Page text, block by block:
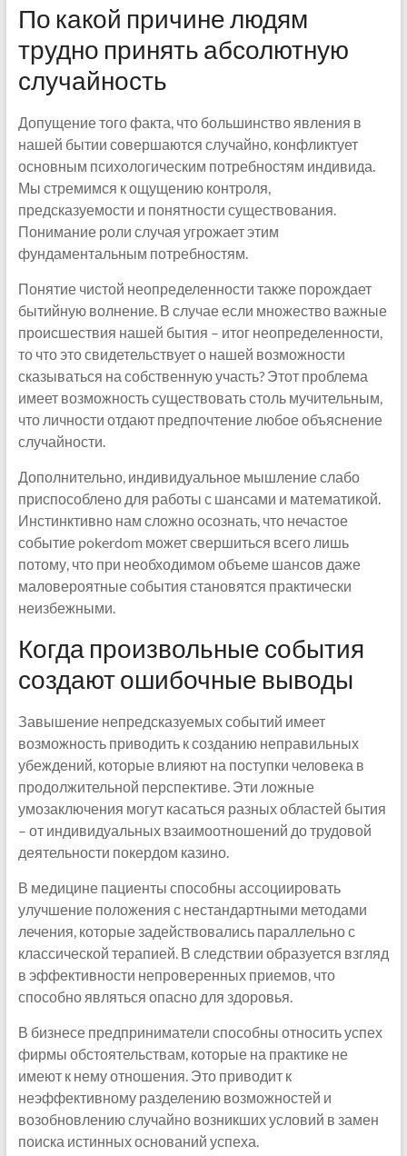
По какой причине людям
трудно принять абсолютную
случайность
Допущение того факта, что большинство явления в
нашей бытии совершаются случайно, конфликтует
основным психологическим потребностям индивида.
Мы стремимся к ощущению контроля,
предсказуемости и понятности существования.
Понимание роли случая угрожает этим
фундаментальным потребностям.
Понятие чистой неопределенности также порождает
бытийную волнение. В случае если множество важные
происшествия нашей бытия – итог неопределенности,
то что это свидетельствует о нашей возможности
сказываться на собственную участь? Этот проблема
имеет возможность существовать столь мучительным,
что личности отдают предпочтение любое объяснение
случайности.
Дополнительно, индивидуальное мышление слабо
приспособлено для работы с шансами и математикой.
Инстинктивно нам сложно осознать, что нечастое
событие pokerdom может свершиться всего лишь
потому, что при необходимом объеме шансов даже
маловероятные события становятся практически
неизбежными.
Когда произвольные события
создают ошибочные выводы
Завышение непредсказуемых событий имеет
возможность приводить к созданию неправильных
убеждений, которые влияют на поступки человека в
продолжительной перспективе. Эти ложные
умозаключения могут касаться разных областей бытия
– от индивидуальных взаимоотношений до трудовой
деятельности покердом казино.
В медицине пациенты способны ассоциировать
улучшение положения с нестандартными методами
лечения, которые задействовались параллельно с
классической терапией. В следствии образуется взгляд
в эффективности непроверенных приемов, что
способно являться опасно для здоровья.
В бизнесе предприниматели способны относить успех
фирмы обстоятельствам, которые на практике не
имеют к нему отношения. Это приводит к
неэффективному разделению возможностей и
возобновлению случайно возникших условий в замен
поиска истинных оснований успеха.